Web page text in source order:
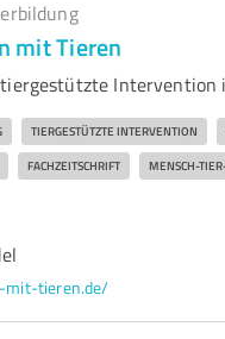
mit Tieren
Intervention
TIERGESTÜTZTE INTERVENTION
FACHZEITSCHRIFT MENSCH-
mit-tieren.de/